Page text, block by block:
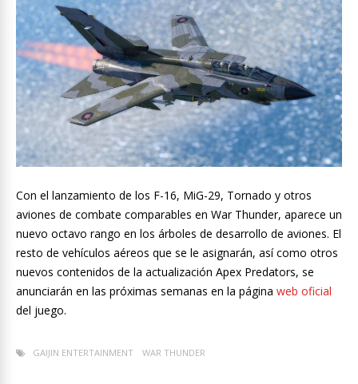
Con el lanzamiento de los F-16, MiG-29, Tornado y otros
aviones de combate comparables en War Thunder, aparece un
nuevo octavo rango en los árboles de desarrollo de aviones. El
resto de vehículos aéreos que se le asignarán, así como otros
nuevos contenidos de la actualización Apex Predators, se
anunciarán en las próximas semanas en la página web oficial
del juego.
GAIJIN ENTERTAINMENT WAR THUNDER